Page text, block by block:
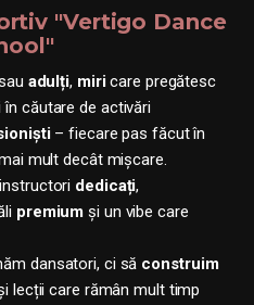
"Vertigo Dance
adulți, miricare pregătesc
în căutare de activări
– fiecare pas făcut în
mult decât mișcare.
dedicați,
premium și un vibe care
dansatori, ci să construim
lecții care rămân mult timp